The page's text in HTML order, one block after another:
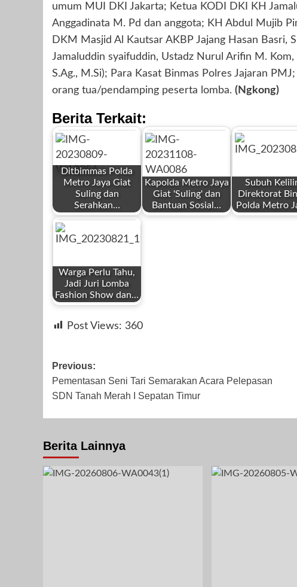
umum MUI DKI Jakarta; Ketua KODI DKI KH
Anggadinata M. Pd dan anggota; KH Abdul Mujib
DKM Masjid Al Kautsar AKBP Jajang Hasan Basri,
Jamaluddin syaifuddin, Ustadz Nurul Arifin M.
S.Ag., M.Si); Para Kasat Binmas Polres Jajaran
orang tua/pendamping peserta lomba. (Ngkong)
Berita Terkait:
Ditbimmas Polda
Metro Jaya Giat
Suling dan
Serahkan…
by
Redaksi
Agustus 9, 2023
Kapolda Metro Jaya
Giat 'Suling' dan
Bantuan Sosial…
Subuh
Direktorat
Polda Metro
Warga Perlu Tahu,
Jadi Juri Lomba
Fashion Show dan…
Redaksi
Post Views: 360
Post
navigation
Previous:
Pementasan Seni Tari Semarakan Acara Pelepasan
SDN Tanah Merah I Sepatan Timur
Berita Lainnya